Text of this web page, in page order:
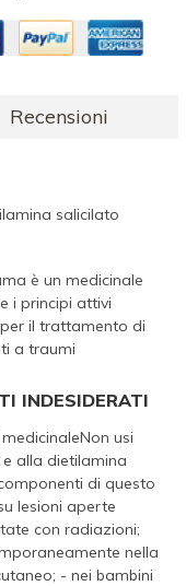
Recensioni
salicilato
è un medicinale
i principi attivi
il trattamento di
a traumi
INDESIDERATI
usi
alla dietilamina
di questo
lesioni aperte
con radiazioni;
nella
- nei bambini